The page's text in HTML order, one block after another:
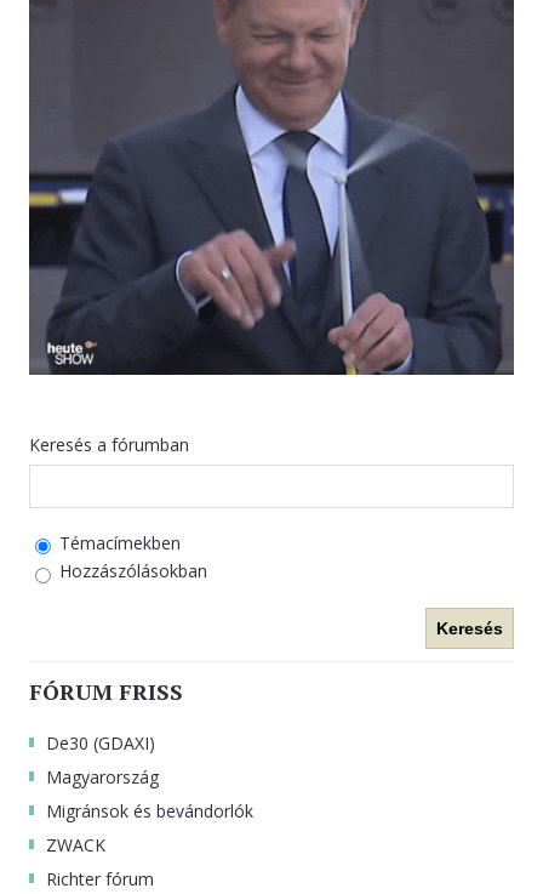
Keresés a fórumban
Témacímekben
Hozzászólásokban
Keresés
FÓRUM FRISS
De30 (GDAXI)
Magyarország
Migránsok és bevándorlók
ZWACK
Richter fórum